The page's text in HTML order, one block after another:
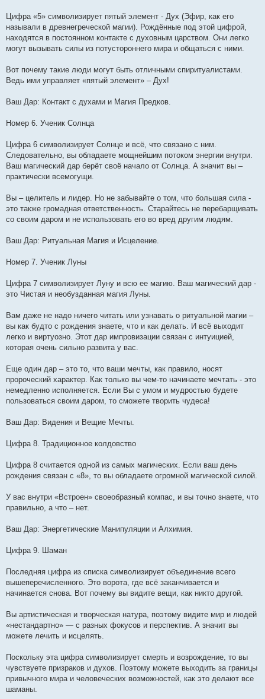
Цифра «5» символизирует пятый элемент - Дух (Эфир, как его
называли в древнегреческой магии). Рождённые под этой цифрой,
находятся в постоянном контакте с духовным царством. Они легко
могут вызывать силы из потустороннего мира и общаться с ними.
Вот почему такие люди могут быть отличными спиритуалистами.
Ведь ими управляет «пятый элемент» – Дух!
Ваш Дар: Контакт с духами и Магия Предков.
Номер 6. Ученик Солнца
Цифра 6 символизирует Солнце и всё, что связано с ним.
Следовательно, вы обладаете мощнейшим потоком энергии внутри.
Ваш магический дар берёт своё начало от Солнца. А значит вы –
практически всемогущи.
Вы – целитель и лидер. Но не забывайте о том, что большая сила -
это также громадная ответственность. Старайтесь не перебарщивать
со своим даром и не использовать его во вред другим людям.
Ваш Дар: Ритуальная Магия и Исцеление.
Номер 7. Ученик Луны
Цифра 7 символизирует Луну и всю ее магию. Ваш магический дар -
это Чистая и необузданная магия Луны.
Вам даже не надо ничего читать или узнавать о ритуальной магии –
вы как будто с рождения знаете, что и как делать. И всё выходит
легко и виртуозно. Этот дар импровизации связан с интуицией,
которая очень сильно развита у вас.
Еще один дар – это то, что ваши мечты, как правило, носят
пророческий характер. Как только вы чем-то начинаете мечтать - это
немедленно исполняется. Если Вы с умом и мудростью будете
пользоваться своим даром, то сможете творить чудеса!
Ваш Дар: Видения и Beщие Мечты.
Цифра 8. Традиционное колдовство
Цифра 8 считается одной из самых магических. Если ваш день
рождения связан с «8», то вы обладаете огромной магической силой.
У вас внутри «Встроен» своеобразный компас, и вы точно знаете, что
правильно, а что – нет.
Ваш Дар: Энергетические Манипуляции и Алхимия.
Цифра 9. Шаман
Последняя цифра из списка символизирует объединение всего
вышеперечисленного. Это ворота, где всё заканчивается и
начинается снова. Вот почему вы видите вещи, как никто другой.
Вы артистическая и творческая натура, поэтому видите мир и людей
«нестандартно» — с разных фокусов и перспектив. А значит вы
можете лечить и исцелять.
Поскольку эта цифра символизирует смерть и возрождение, то вы
чувствуете призраков и духов. Поэтому можете выходить за границы
привычного мира и человеческих возможностей, как это делают все
шаманы.